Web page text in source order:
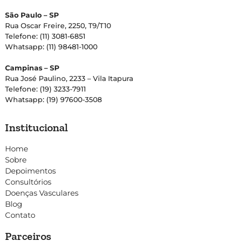
São Paulo – SP
Rua Oscar Freire, 2250, T9/T10
Telefone: (11) 3081-6851
Whatsapp: (11) 98481-1000
Campinas – SP
Rua José Paulino, 2233 – Vila Itapura
Telefone: (19) 3233-7911
Whatsapp: (19) 97600-3508
Institucional
Home
Sobre
Depoimentos
Consultórios
Doenças Vasculares
Blog
Contato
Parceiros